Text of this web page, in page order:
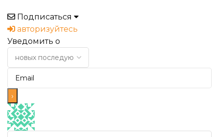
Подписаться
авторизуйтесь
Уведомить о